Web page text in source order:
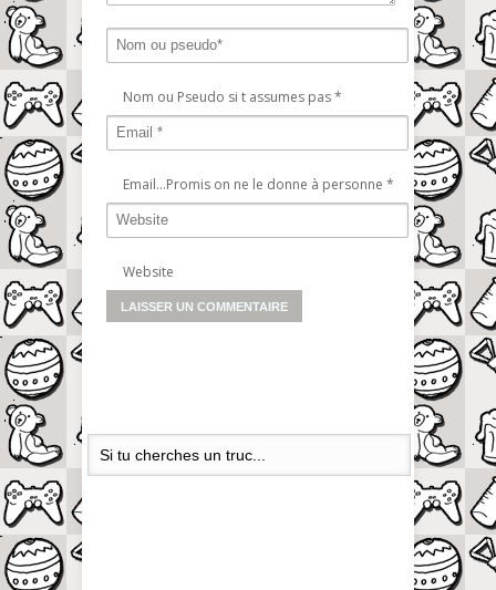
Nom ou Pseudo si t assumes pas*
Email...Promis on ne le donne à personne *
Website